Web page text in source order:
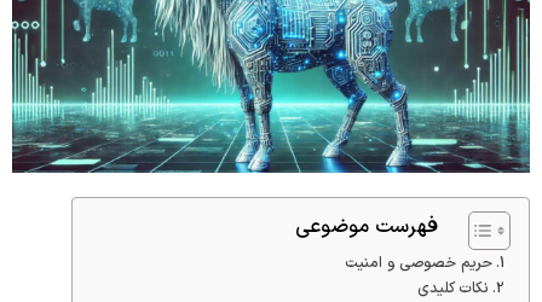
فهرست موضوعی
حریم خصوصی و امنیت
نکات کلیدی